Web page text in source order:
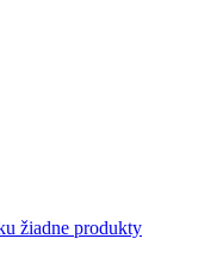
žiadne produkty